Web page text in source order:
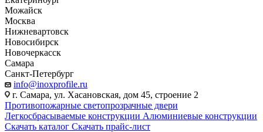
Можайск
Москва
Нижневартовск
Новосибирск
Новочеркасск
Самара
Санкт-Петербург
info@inoxprofile.ru
г. Самара, ул. Хасановская, дом 45, строение 2
Противопожарные светопрозрачные двери
Легкосбрасываемые конструкции Алюминиевые конструкции
Скачать каталог Скачать прайс-лист